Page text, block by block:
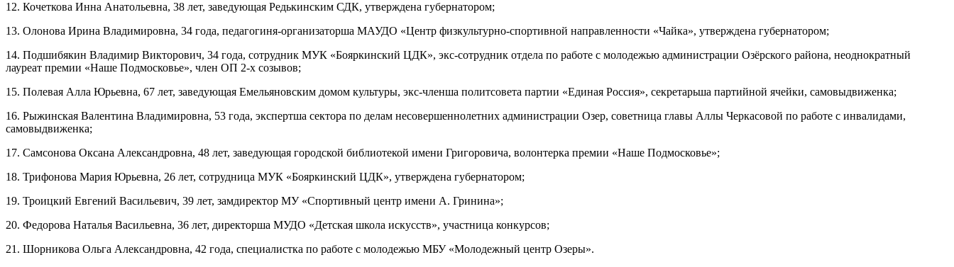
12. Кочеткова Инна Анатольевна, 38 лет, заведующая Редькинским СДК, утверждена губернатором;
13. Олонова Ирина Владимировна, 34 года, педагогиня-организаторша МАУДО «Центр физкультурно-спортивной направленности «Чайка», утверждена губернатором;
14. Подшибякин Владимир Викторович, 34 года, сотрудник МУК «Бояркинский ЦДК», экс-сотрудник отдела по работе с молодежью администрации Озёрского района, неоднократный
лауреат премии «Наше Подмосковье», член ОП 2-х созывов;
15. Полевая Алла Юрьевна, 67 лет, заведующая Емельяновским домом культуры, экс-членша политсовета партии «Единая Россия», секретарьша партийной ячейки, самовыдвиженка;
16. Рыжинская Валентина Владимировна, 53 года, экспертша сектора по делам несовершеннолетних администрации Озер, советница главы Аллы Черкасовой по работе с инвалидами,
самовыдвиженка;
17. Самсонова Оксана Александровна, 48 лет, заведующая городской библиотекой имени Григоровича, волонтерка премии «Наше Подмосковье»;
18. Трифонова Мария Юрьевна, 26 лет, сотрудница МУК «Бояркинский ЦДК», утверждена губернатором;
19. Троицкий Евгений Васильевич, 39 лет, замдиректор МУ «Спортивный центр имени А. Гринина»;
20. Федорова Наталья Васильевна, 36 лет, директорша МУДО «Детская школа искусств», участница конкурсов;
21. Шорникова Ольга Александровна, 42 года, специалистка по работе с молодежью МБУ «Молодежный центр Озеры».